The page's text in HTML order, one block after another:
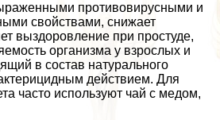
противовирусными и
свойствами, снижает
выздоровление при простуде,
организма у взрослых и
в состав натурального
действием. Для
часто используют чай с медом,